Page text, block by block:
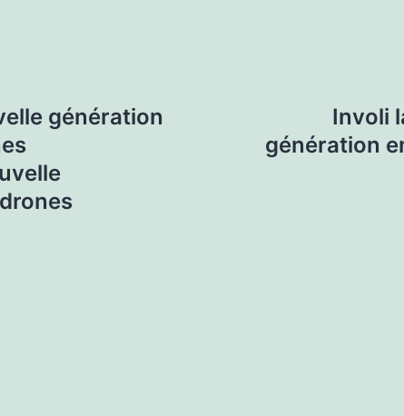
génération
Involi
génération